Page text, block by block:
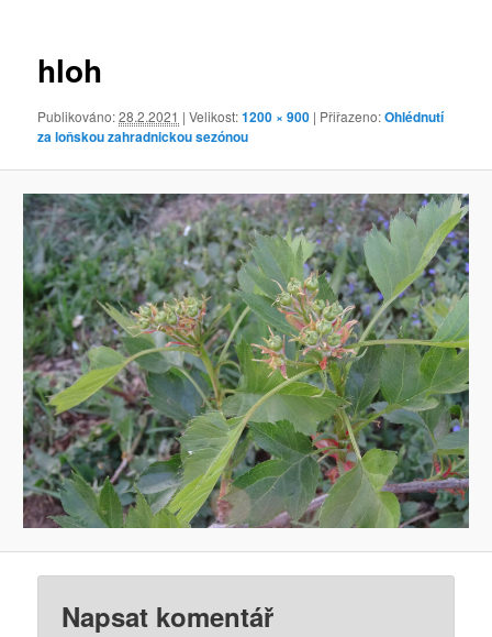
hloh
Publikováno:28.2.2021 | Velikost:1200 × 900 | Přiřazeno:Ohlédnutí
za loňskou zahradnickou sezónou
Napsat komentář